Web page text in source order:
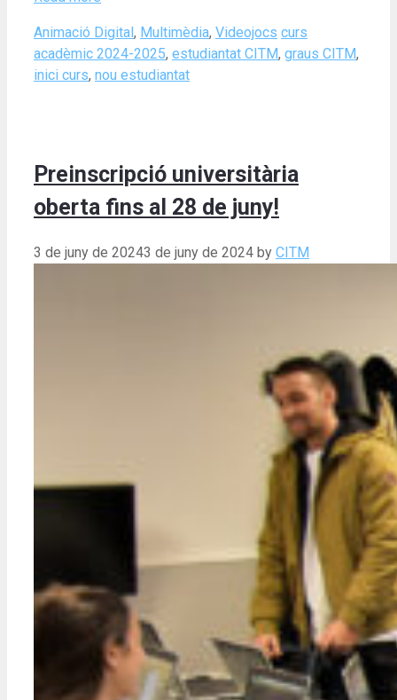
Categories
Animació Digital , Multimèdia, Videojocs Tags
curs
acadèmic 2024-2025, estudiantat CITM, graus CITM,
inici curs, nou estudiantat
Preinscripció universitària
oberta fins al 28 de juny!
3 de juny de 20243 de juny de 2024 by CITM